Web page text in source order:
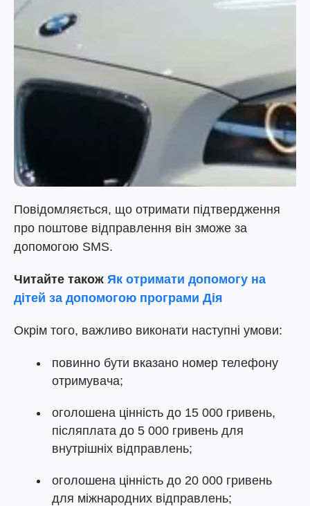
Повідомляється, що отримати підтвердження
про поштове відправлення він зможе за
допомогою SMS.
Читайте також Як отримати допомогу на
дітей за допомогою програми Дія
Окрім того, важливо виконати наступні умови:
повинно бути вказано номер телефону
отримувача;
оголошена цінність до 15 000 гривень,
післяплата до 5 000 гривень для
внутрішніх відправлень;
оголошена цінність до 20 000 гривень
для міжнародних відправлень;